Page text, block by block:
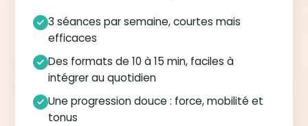
3 séances par semaine, courtes mais
efficaces
Des formats de 10 à 15 min, faciles à
intégrer au quotidien
Une progression douce : force, mobilité et
tonus